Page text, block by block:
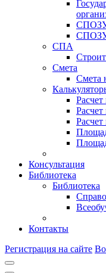
СПОЗУ
СПА
Смета
Смета
Консультация
Библиотека
Библиотека
Контакты
Регистрация на сайте